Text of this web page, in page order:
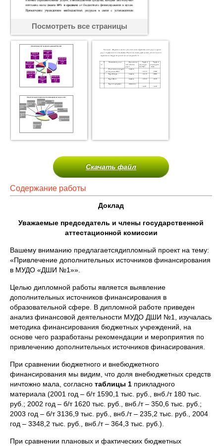
Посмотреть все страницы
Скачать файл
Содержание работы
Доклад
Уважаемые председатель и члены государственной
аттестационной комиссии
Вашему вниманию предлагаетсядипломный проект на тему:
«Привлечение дополнительных источников финансирования
в МУДО «ДШИ №1»».
Целью дипломной работы является выявление
дополнительных источников финансирования в
образовательной сфере. В дипломной работе приведен
анализ финансовой деятельности МУДО ДШИ №1, изучалась
методика финансирования бюджетных учреждений, на
основе чего разработаны рекомендации и мероприятия по
привлечению дополнительных источников финасирования.
При сравнении бюджетного и внебюджетного
финансирования мы видим, что доля внебюджетных средств
ничтожно мала, согласно таблицы 1 прикладного
материала (2001 год – б/т 1590,1 тыс. руб., внб./т 180 тыс.
руб.; 2002 год – б/т 1620 тыс. руб., внб./т – 350,6 тыс. руб.;
2003 год – б/т 3136,9 тыс. руб., внб./т – 235,2 тыс. руб., 2004
год – 3348,2 тыс. руб., внб./т – 364,3 тыс. руб.).
При сравнении плановых и фактических бюджетных